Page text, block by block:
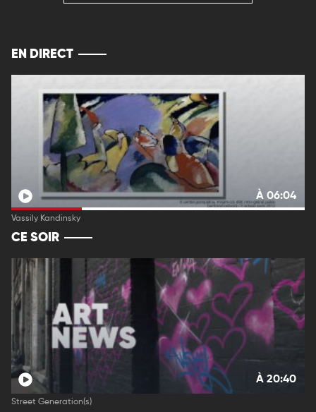
EN DIRECT
À 06:04
Vassily Kandinsky
CE SOIR
À 20:40
Street Generation(s)